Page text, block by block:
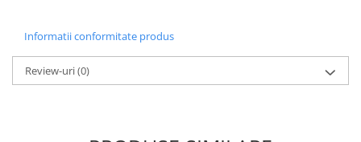
Informatii conformitate produs
Review-uri(0)